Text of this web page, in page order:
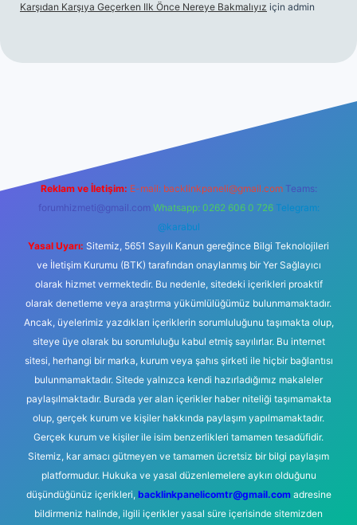
Karşıdan Karşıya Geçerken Ilk Önce Nereye Bakmalıyız için admin
Reklam ve İletişim: E-mail: backlinkpaneli@gmail.com Teams:
forumhizmeti@gmail.com Whatsapp: 0262 606 0 726 Telegram:
@karabul
Yasal Uyarı: Sitemiz, 5651 Sayılı Kanun gereğince Bilgi Teknolojileri
ve İletişim Kurumu (BTK) tarafından onaylanmış bir Yer Sağlayıcı
olarak hizmet vermektedir. Bu nedenle, sitedeki içerikleri proaktif
olarak denetleme veya araştırma yükümlülüğümüz bulunmamaktadır.
Ancak, üyelerimiz yazdıkları içeriklerin sorumluluğunu taşımakta olup,
siteye üye olarak bu sorumluluğu kabul etmiş sayılırlar. Bu internet
sitesi, herhangi bir marka, kurum veya şahıs şirketi ile hiçbir bağlantısı
bulunmamaktadır. Sitede yalnızca kendi hazırladığımız makaleler
paylaşılmaktadır. Burada yer alan içerikler haber niteliği taşımamakta
olup, gerçek kurum ve kişiler hakkında paylaşım yapılmamaktadır.
Gerçek kurum ve kişiler ile isim benzerlikleri tamamen tesadüfidir.
Sitemiz, kar amacı gütmeyen ve tamamen ücretsiz bir bilgi paylaşım
platformudur. Hukuka ve yasal düzenlemelere aykırı olduğunu
düşündüğünüz içerikleri, backlinkpanelicomtr@gmail.comadresine
bildirmeniz halinde, ilgili içerikler yasal süre içerisinde sitemizden